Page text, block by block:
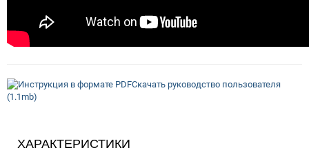
Скачать руководство пользователя
(1.1mb)
ХАРАКТЕРИСТИКИ